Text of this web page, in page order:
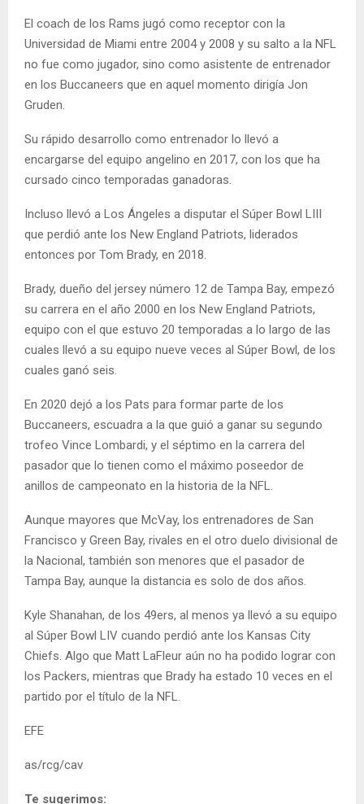
El coach de los Rams jugó como receptor con la
Universidad de Miami entre 2004 y 2008 y su salto a la NFL
no fue como jugador, sino como asistente de entrenador
en los Buccaneers que en aquel momento dirigía Jon
Gruden.
Su rápido desarrollo como entrenador lo llevó a
encargarse del equipo angelino en 2017, con los que ha
cursado cinco temporadas ganadoras.
Incluso llevó a Los Ángeles a disputar el Súper Bowl LIII
que perdió ante los New England Patriots, liderados
entonces por Tom Brady, en 2018.
Brady, dueño del jersey número 12 de Tampa Bay, empezó
su carrera en el año 2000 en los New England Patriots,
equipo con el que estuvo 20 temporadas a lo largo de las
cuales llevó a su equipo nueve veces al Súper Bowl, de los
cuales ganó seis.
En 2020 dejó a los Pats para formar parte de los
Buccaneers, escuadra a la que guió a ganar su segundo
trofeo Vince Lombardi, y el séptimo en la carrera del
pasador que lo tienen como el máximo poseedor de
anillos de campeonato en la historia de la NFL.
Aunque mayores que McVay, los entrenadores de San
Francisco y Green Bay, rivales en el otro duelo divisional de
la Nacional, también son menores que el pasador de
Tampa Bay, aunque la distancia es solo de dos años.
Kyle Shanahan, de los 49ers, al menos ya llevó a su equipo
al Súper Bowl LIV cuando perdió ante los Kansas City
Chiefs. Algo que Matt LaFleur aún no ha podido lograr con
los Packers, mientras que Brady ha estado 10 veces en el
partido por el título de la NFL.
EFE
as/rcg/cav
Te sugerimos: